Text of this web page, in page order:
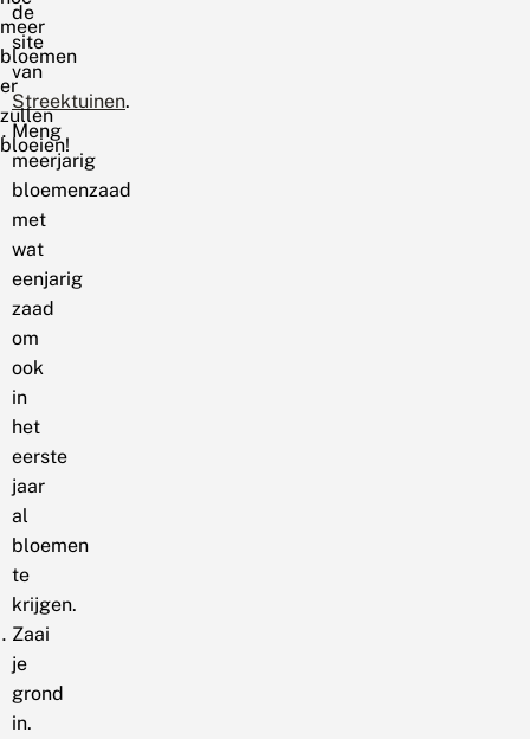
de
site
van
Streektuinen.
Meng
meerjarig
bloemenzaad
met
wat
eenjarig
zaad
om
ook
in
het
eerste
jaar
al
bloemen
te
krijgen.
Zaai
je
grond
in.
meer
bloemen
er
zullen
bloeien!